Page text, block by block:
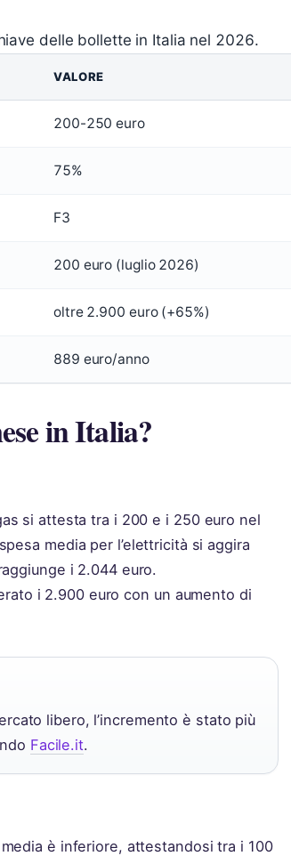
delle bollette in Italia nel 2026.
VALORE
200-250 euro
75%
F3
200 euro (luglio 2026)
oltre 2.900 euro (+65%)
889 euro/anno
in Italia?
si attesta tra i 200 e i 250 euro nel
media per l’elettricità si aggira
i 2.044 euro.
i 2.900 euro con un aumento di
libero, l’incremento è stato più
Facile.it.
è inferiore, attestandosi tra i 100